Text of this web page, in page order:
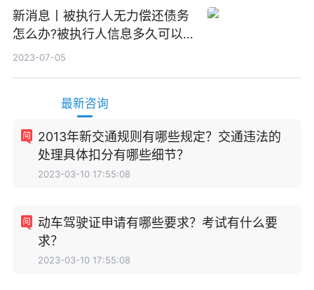
新消息丨被执行人无力偿还债务
怎么办?被执行人信息多久可以
消除?
2023-07-05
最新咨询
2013年新交通规则有哪些规定？交通违法的
处理具体扣分有哪些细节？
2023-03-10 17:55:08
动车驾驶证申请有哪些要求？考试有什么要
求？
2023-03-10 17:55:08